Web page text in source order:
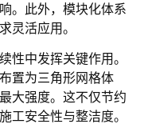
。此外，模块化体系
灵活应用。
性中发挥关键作用。
置为三角形网格体
大强度。这不仅节约
工安全性与整洁度。